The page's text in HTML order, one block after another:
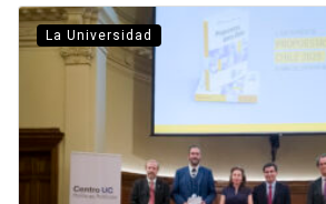
La Universidad